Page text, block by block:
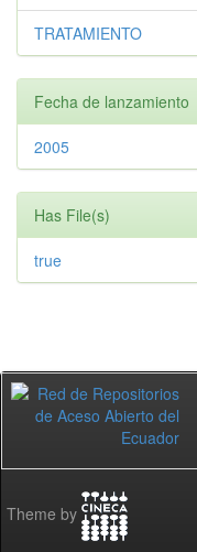
TRATAMIENTO
Fecha de lanzamiento
2005
Has File(s)
true
Theme by